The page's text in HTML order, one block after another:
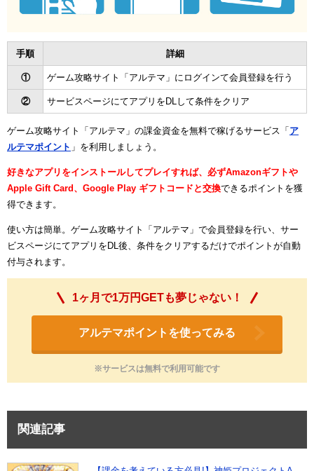
手順 詳細
① ゲーム攻略サイト「アルテマ」にログインて会員登録を行う
② サービスページにてアプリをDLして条件をクリア
ゲーム攻略サイト「アルテマ」の課金資金を無料で稼げるサービス「 ア
ルテマポイント 」を利用しましょう。
好きなアプリをインストールしてプレイすれば、必ずAmazonギフトや
Apple Gift Card、Google Play ギフトコードと交換できるポイントを獲
得できます。
使い方は簡単。ゲーム攻略サイト「アルテマ」で会員登録を行い、サー
ビスページにてアプリをDL後、条件をクリアするだけでポイントが自動
付与されます。
1ヶ月で1万円GETも夢じゃない！
アルテマポイントを使ってみる
※サービスは無料で利用可能です
関連記事